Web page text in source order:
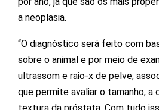
a neoplasia.
“O diagnóstico será feito com
sobre o animal e por meio de
ultrassom e raio-x de pelve,
que permite avaliar o tamanho, a